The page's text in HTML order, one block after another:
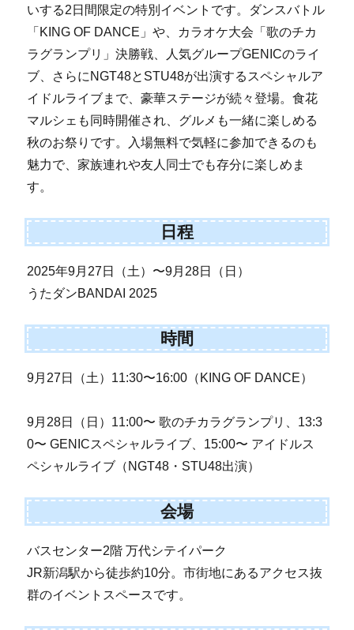
いする2日間限定の特別イベントです。ダンスバトル
「KING OF DANCE」や、カラオケ大会「歌のチカ
ラグランプリ」決勝戦、人気グループGENICのライ
ブ、さらにNGT48とSTU48が出演するスペシャルア
イドルライブまで、豪華ステージが続々登場。食花
マルシェも同時開催され、グルメも一緒に楽しめる
秋のお祭りです。入場無料で気軽に参加できるのも
魅力で、家族連れや友人同士でも存分に楽しめま
す。
日程
2025年9月27日（土）〜9月28日（日）
うたダンBANDAI 2025
時間
9月27日（土）11:30〜16:00（KING OF DANCE）
9月28日（日）11:00〜 歌のチカラグランプリ、13:3
0〜 GENICスペシャルライブ、15:00〜 アイドルス
ペシャルライブ（NGT48・STU48出演）
会場
バスセンター2階 万代シテイパーク
JR新潟駅から徒歩約10分。市街地にあるアクセス抜
群のイベントスペースです。